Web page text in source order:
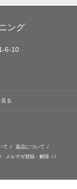
ング
6-10
る
て / 返品について /
/ メルマガ登録・解除 / /